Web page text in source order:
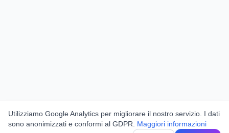
Utilizziamo Google Analytics per migliorare il nostro servizio. I dati
sono anonimizzati e conformi al GDPR.
Maggiori informazioni